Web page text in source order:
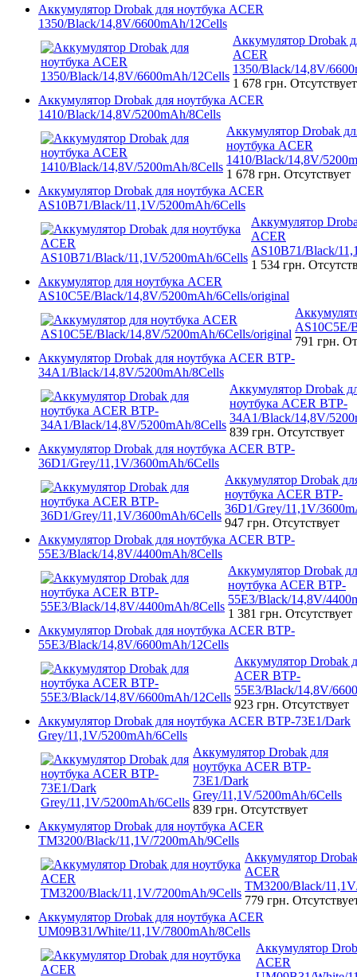
Аккумулятор Drobak для ноутбука ACER
1350/Black/14,8V/6600mAh/12Cells
Аккумулятор Drobak
ACER
1350/Black/14,8V/
1 678 грн. Отсутствует
Аккумулятор Drobak для ноутбука ACER
1410/Black/14,8V/5200mAh/8Cells
Аккумулятор Drobak
ноутбука ACER
1410/Black/14,8V/
1 678 грн. Отсутствует
Аккумулятор Drobak для ноутбука ACER
AS10B71/Black/11,1V/5200mAh/6Cells
Аккумулятор
ACER
AS10B71/Black/
1 534 грн.
Аккумулятор для ноутбука ACER
AS10C5E/Black/14,8V/5200mAh/6Cells/original
AS10C5E/
791 грн.
Аккумулятор Drobak для ноутбука ACER BTP-
34A1/Black/14,8V/5200mAh/8Cells
Аккумулятор Drobak
ноутбука ACER BTP-
34A1/Black/14,8V/
839 грн. Отсутствует
Аккумулятор Drobak для ноутбука ACER BTP-
36D1/Grey/11,1V/3600mAh/6Cells
Аккумулятор Drobak
ноутбука ACER BTP-
36D1/Grey/11,1V/
947 грн. Отсутствует
Аккумулятор Drobak для ноутбука ACER BTP-
55E3/Black/14,8V/4400mAh/8Cells
Аккумулятор Drobak
ноутбука ACER BTP-
55E3/Black/14,8V/
1 381 грн. Отсутствует
Аккумулятор Drobak для ноутбука ACER BTP-
55E3/Black/14,8V/6600mAh/12Cells
Аккумулятор Drobak
ACER BTP-
55E3/Black/14,8V/
923 грн. Отсутствует
Аккумулятор Drobak для ноутбука ACER BTP-73E1/Dark
Grey/11,1V/5200mAh/6Cells
Аккумулятор Drobak для
ноутбука ACER BTP-
73E1/Dark
Grey/11,1V/5200mAh/6Cells
839 грн. Отсутствует
Аккумулятор Drobak для ноутбука ACER
TM3200/Black/11,1V/7200mAh/9Cells
Аккумулятор
ACER
TM3200/Black/
779 грн.
Аккумулятор Drobak для ноутбука ACER
UM09B31/White/11,1V/7800mAh/8Cells
Аккумулятор
ACER